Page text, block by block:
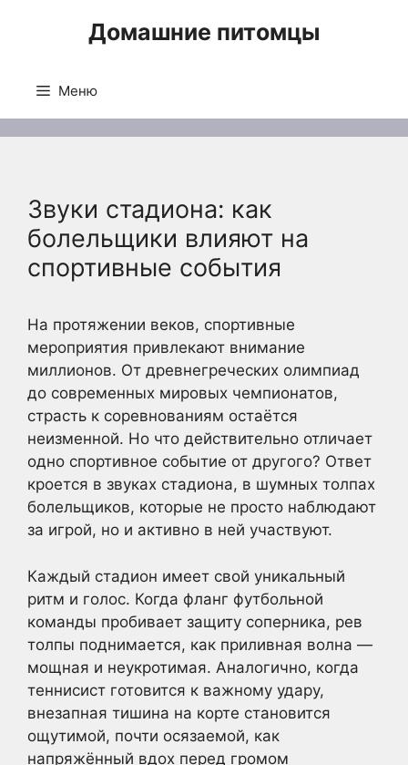
Домашние питомцы
Меню
Звуки стадиона: как
болельщики влияют на
спортивные события
На протяжении веков, спортивные
мероприятия привлекают внимание
миллионов. От древнегреческих олимпиад
до современных мировых чемпионатов,
страсть к соревнованиям остаётся
неизменной. Но что действительно отличает
одно спортивное событие от другого? Ответ
кроется в звуках стадиона, в шумных толпах
болельщиков, которые не просто наблюдают
за игрой, но и активно в ней участвуют.
Каждый стадион имеет свой уникальный
ритм и голос. Когда фланг футбольной
команды пробивает защиту соперника, рев
толпы поднимается, как приливная волна —
мощная и неукротимая. Аналогично, когда
теннисист готовится к важному удару,
внезапная тишина на корте становится
ощутимой, почти осязаемой, как
напряжённый вдох перед громом